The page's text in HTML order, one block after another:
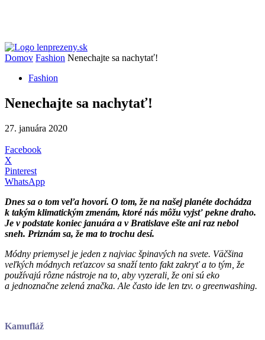
Domov Fashion Nenechajte sa nachytať!
Fashion
Nenechajte sa nachytať!
27. januára 2020
Facebook
X
Pinterest
WhatsApp
Dnes sa o tom veľa hovorí. O tom, že na našej planéte dochádza
k takým klimatickým zmenám, ktoré nás môžu vyjsť pekne draho.
Je v podstate koniec januára a v Bratislave ešte ani raz nebol
sneh. Priznám sa, že ma to trochu desí.
Módny priemysel je jeden z najviac špinavých na svete. Väčšina
veľkých módnych reťazcov sa snaží tento fakt zakryť a to tým, že
používajú rôzne nástroje na to, aby vyzerali, že oni sú eko
a jednoznačne zelená značka. Ale často ide len tzv. o greenwashing.
Kamufláž